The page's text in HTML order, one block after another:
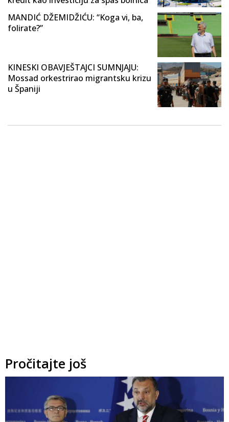
MANDIĆ DŽEMIDŽIĆU: “Koga vi, ba,
folirate?”
KINESKI OBAVJEŠTAJCI SUMNJAJU:
Mossad orkestrirao migrantsku krizu
u Španiji
Pročitajte još